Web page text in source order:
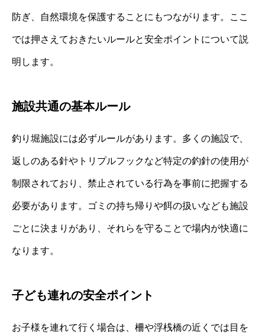
防ぎ、自然環境を保護することにもつながります。ここ
では押さえておきたいルールと安全ポイントについて説
明します。
施設共通の基本ルール
釣り堀施設には必ずルールがあります。多くの施設で、
返しのある針やトリプルフックなど特定の釣針の使用が
制限されており、禁止されている行為を事前に把握する
必要があります。ゴミの持ち帰りや餌の扱いなども施設
ごとに決まりがあり、それらを守ることで場内が快適に
なります。
子ども連れの安全ポイント
お子様を連れて行く場合は、柵や浮桟橋の近くでは目を